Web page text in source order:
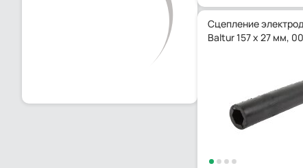
Сцепление
Baltur 157 x 27 мм,